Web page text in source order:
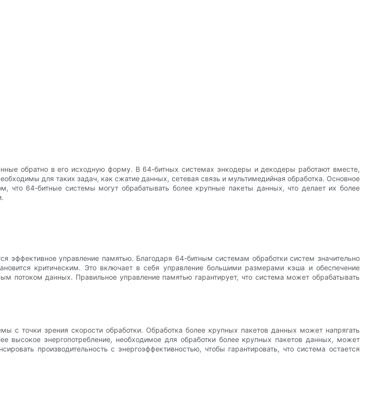
обратно в его исходную форму. В 64-битных системах энкодеры и декодеры работают вместе,
для таких задач, как сжатие данных, сетевая связь и мультимедийная обработка. Основное
64-битные системы могут обрабатывать более крупные пакеты данных, что делает их более
эффективное управление памятью. Благодаря 64-битным системам обработки систем значительно
критическим. Это включает в себя управление большими размерами кэша и обеспечение
потоком данных. Правильное управление памятью гарантирует, что система может обрабатывать
с точки зрения скорости обработки. Обработка более крупных пакетов данных может напрягать
высокое энергопотребление, необходимое для обработки более крупных пакетов данных, может
производительность с энергоэффективностью, чтобы гарантировать, что система остается